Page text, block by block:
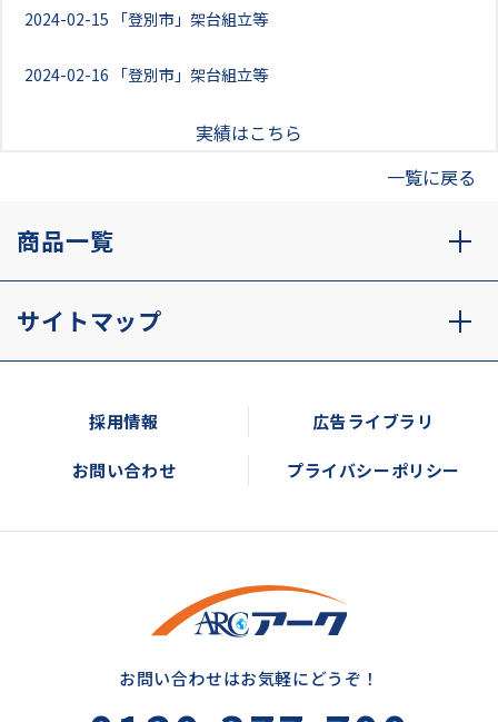
2024-02-15 「登別市」架台組立等
2024-02-16 「登別市」架台組立等
実績はこちら
一覧に戻る
商品一覧
サイトマップ
採用情報 広告ライブラリ
お問い合わせ プライバシーポリシー
お問い合わせはお気軽にどうぞ！